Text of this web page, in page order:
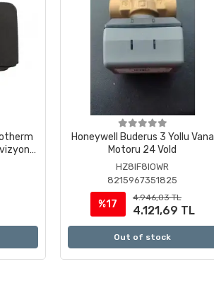
Honeywell Buderus 3 Yollu Vana
Motoru 24 Vold
HZ8IF8IOWR
8215967351825
%17
4.946,03 TL
4.121,69 TL
Out of stock